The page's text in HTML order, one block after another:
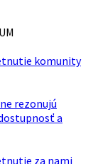
komunity
rezonujú
a
za nami